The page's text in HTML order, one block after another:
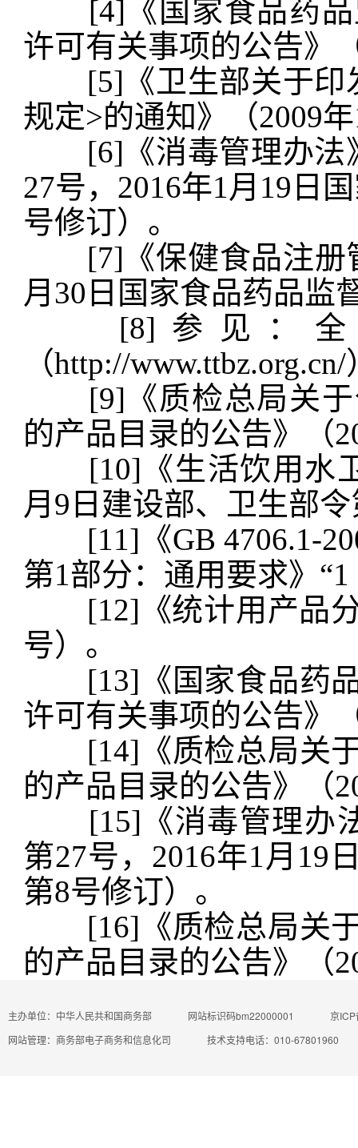
[4]《国家食品药品
许可有关事项的公告》
[5]《卫生部关于印
规定>的通知》（2009
[6]《消毒管理办法
27号，2016年1月19日
号修订）。
[7]《保健食品注册
月30日国家食品药品监
[8]参见：全
（http://
[9]《质检总局关于
的产品目录的公告》（
[10]《生活饮用水卫
月9日建设部、卫生部
[11]《GB 4706.1-
第1部分：通用要求》“1
[12]《统计用产品分
号）。
[13]《国家食品药品
许可有关事项的公告》
[14]《质检总局关于
的产品目录的公告》（
[15]《消毒管理办法
第27号，2016年1月19
第8号修订）。
[16]《质检总局关于
的产品目录的公告》（
主办单位：中华人民共和国商务部 网站标识码bm22000001
京
网站管理：商务部电子商务和信息化司
技术支持电话：010-67801960